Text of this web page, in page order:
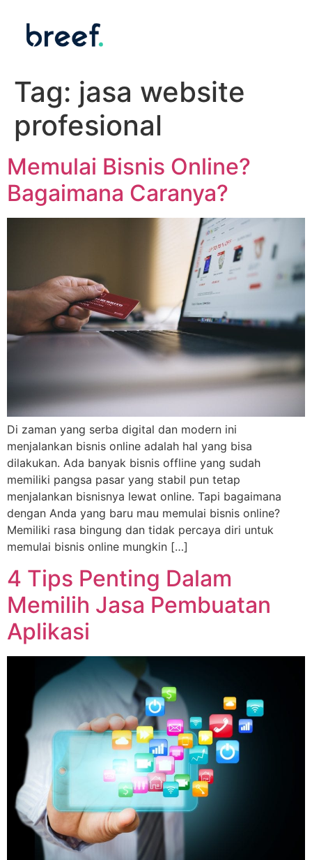
Tag: jasa website
profesional
Memulai Bisnis Online?
Bagaimana Caranya?
Di zaman yang serba digital dan modern ini
menjalankan bisnis online adalah hal yang bisa
dilakukan. Ada banyak bisnis offline yang sudah
memiliki pangsa pasar yang stabil pun tetap
menjalankan bisnisnya lewat online. Tapi bagaimana
dengan Anda yang baru mau memulai bisnis online?
Memiliki rasa bingung dan tidak percaya diri untuk
memulai bisnis online mungkin […]
4 Tips Penting Dalam
Memilih Jasa Pembuatan
Aplikasi